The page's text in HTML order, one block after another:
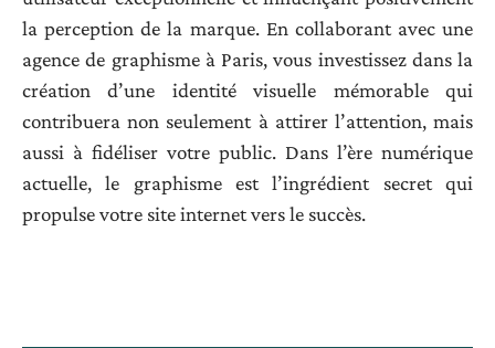
la perception de la marque. En collaborant avec une
agence de graphisme à Paris, vous investissez dans la
création d’une identité visuelle mémorable qui
contribuera non seulement à attirer l’attention, mais
aussi à fidéliser votre public. Dans l’ère numérique
actuelle, le graphisme est l’ingrédient secret qui
propulse votre site internet vers le succès.